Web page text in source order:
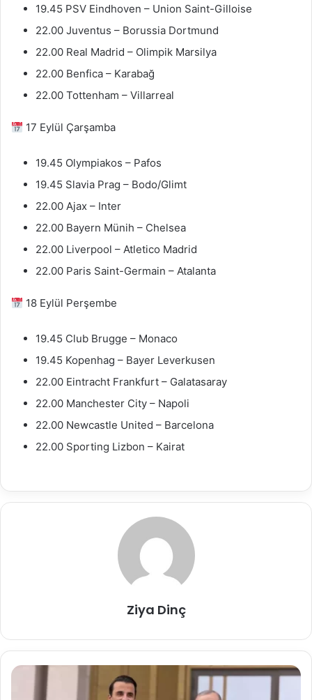
19.45 PSV Eindhoven – Union Saint-Gilloise
22.00 Juventus – Borussia Dortmund
22.00 Real Madrid – Olimpik Marsilya
22.00 Benfica – Karabağ
22.00 Tottenham – Villarreal
17 Eylül Çarşamba
19.45 Olympiakos – Pafos
19.45 Slavia Prag – Bodo/Glimt
22.00 Ajax – Inter
22.00 Bayern Münih – Chelsea
22.00 Liverpool – Atletico Madrid
22.00 Paris Saint-Germain – Atalanta
18 Eylül Perşembe
19.45 Club Brugge – Monaco
19.45 Kopenhag – Bayer Leverkusen
22.00 Eintracht Frankfurt – Galatasaray
22.00 Manchester City – Napoli
22.00 Newcastle United – Barcelona
22.00 Sporting Lizbon – Kairat
Ziya Dinç